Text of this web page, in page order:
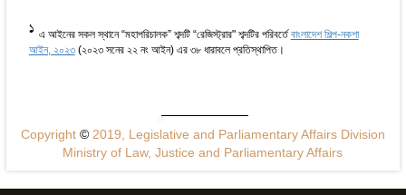
1 এ আইনের সকল স্থানে “মহাপরিচালক” শব্দটি “রেজিস্ট্রার" শব্দটির পরিবর্তেবাংলাদেশ শিল্প-নকশা
আইন, ২০২৩(২০২৩ সনের ২২ নং আইন) এর ৩৮ ধারাবলে প্রতিস্থাপিত।
Copyright ©2019, Legislative and Parliamentary Affairs Division
Ministry of Law, Justice and Parliamentary Affairs